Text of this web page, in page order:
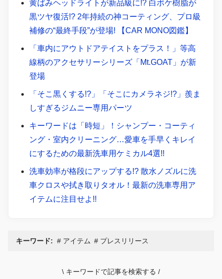
黄ばみヘッドライトが新品級に!? 白ボケ樹脂が
黒ツヤ復活!? 2年持続の神コーティング、プロ級
補修の“最終手段”が登場! 【CAR MONO図鑑】
「車内にアウトドアテイストをプラス！」等高
線柄のアクセサリーシリーズ「Mt.GOAT」が新
登場
「そこ黒くする!?」「そこにカメラネジ!?」羨ま
しすぎるジムニー専用パーツ
キーワードは「時短」！シャンプー・コーティ
ング・室内クリーニング…愛車を手早くキレイ
にするための最新洗車用ケミカル4選!!
洗車効率が格段にアップする!? 散水ノズルに洗
車クロスや拭き取りタオル！最新の洗車専用ア
イテムに注目せよ!!
キーワード: アイテム プレスリリース
\ キーワードで記事を検索する /